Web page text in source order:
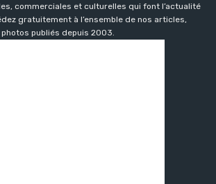
commerciales et culturelles qui font l’actualité
gratuitement à l’ensemble de nos articles,
publiés depuis 2003.